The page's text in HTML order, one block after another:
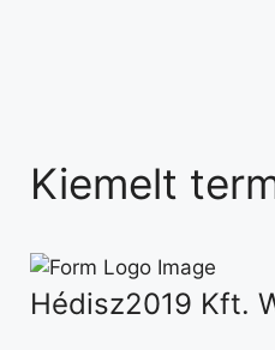
Kiemelt
Hédisz2019 Kft.